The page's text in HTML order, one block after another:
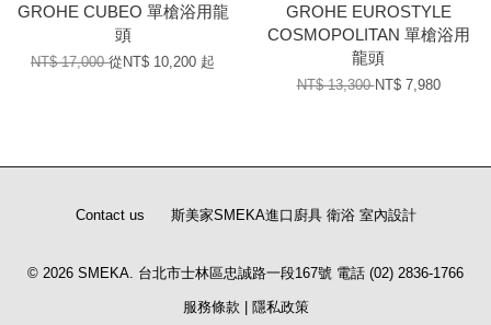
GROHE CUBEO 單槍浴用龍
頭
NT$ 17,000從NT$ 10,200 起
GROHE EUROSTYLE
COSMOPOLITAN 單槍浴用
龍頭
NT$ 13,300NT$ 7,980
Contact us 斯美家SMEKA進口廚具 衛浴 室內設計
© 2026 SMEKA. 台北市士林區忠誠路一段167號 電話 (02) 2836-1766
服務條款 | 隱私政策